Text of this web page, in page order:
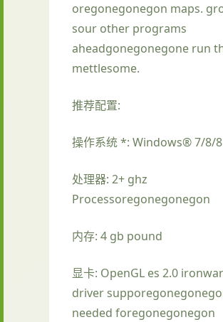
oregonegonegon maps.
sour other programs
aheadgonegonegone run
mettlesome.
推荐配置:
操作系统 *: Windows® 7/8/
处理器: 2+ ghz
Processoregonegonegon
内存: 4 gb pound
显卡: OpenGL es 2.0
driver
needed foregonegonegon